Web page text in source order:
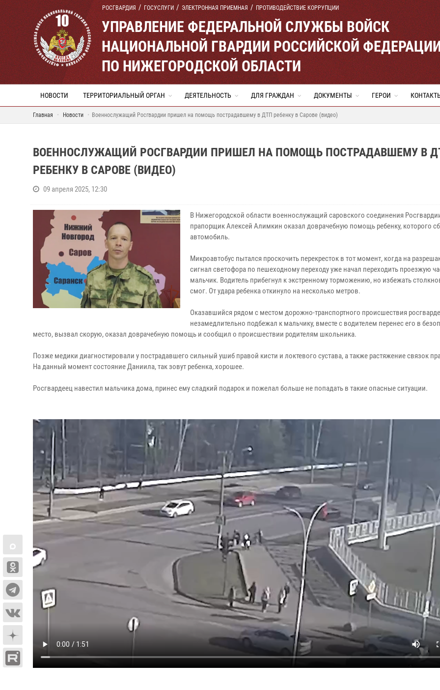
РОСГВАРДИЯ ГОСУСЛУГИ ЭЛЕКТРОННАЯ ПРИЕМНАЯ ПРОТИВОДЕЙСТВИЕ КОРРУПЦИИ
УПРАВЛЕНИЕ ФЕДЕРАЛЬНОЙ СЛУЖБЫ ВОЙСК
НАЦИОНАЛЬНОЙ ГВАРДИИ РОССИЙСКОЙ
ПО НИЖЕГОРОДСКОЙ ОБЛАСТИ
НОВОСТИ ТЕРРИТОРИАЛЬНЫЙ ОРГАН ДЕЯТЕЛЬНОСТЬ ДЛЯ ГРАЖДАН ДОКУМЕНТЫ ГЕРОИ
Главная Новости Военнослужащий Росгвардии пришел на помощь пострадавшему в ДТП ребенку в Сарове (видео)
ВОЕННОСЛУЖАЩИЙ РОСГВАРДИИ ПРИШЕЛ НА ПОМОЩЬ ПОСТРАДАВШЕМУ В
РЕБЕНКУ В САРОВЕ (ВИДЕО)
09 апреля 2025, 12:30
В Нижегородской области военнослужащий саровского соединения
прапорщик Алексей Алимкин оказал доврачебную помощь ребенку, которого
автомобиль.
Микроавтобус пытался проскочить перекресток в тот момент, когда на
сигнал светофора по пешеходному переходу уже начал переходить проезжую
мальчик. Водитель прибегнул к экстренному торможению, но избежать
смог. От удара ребенка откинуло на несколько метров.
Оказавшийся рядом с местом дорожно-транспортного происшествия
незамедлительно подбежал к мальчику, вместе с водителем перенес его в
место, вызвал скорую, оказал доврачебную помощь и сообщил о происшествии родителям школьника.
Позже медики диагностировали у пострадавшего сильный ушиб правой кисти и локтевого сустава, а также растяжение связок
На данный момент состояние Даниила, так зовут ребенка, хорошее.
Росгвардеец навестил мальчика дома, принес ему сладкий подарок и пожелал больше не попадать в такие опасные ситуации.